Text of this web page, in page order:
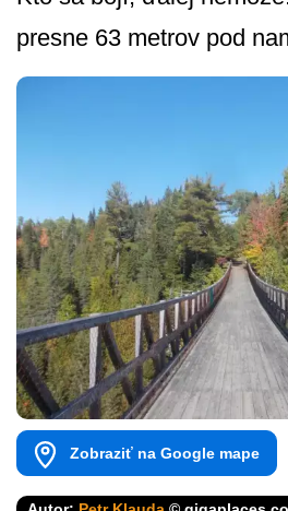
presne 63 metrov pod
Zobraziť na Google mape